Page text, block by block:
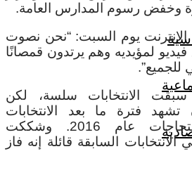
وخفض رسوم المدارس العامة.
يوم السبت: “نحن نصوت
لمؤيديه وهم يرتدون قمصانًا
للجميع”.
سبقت الانتخابات سلسة، لكن
تشهد فترة ما بعد الانتخابات
اضطرابات مثل احتجاجات عام 2016. وشككت
السابقة قائلة إنه فاز